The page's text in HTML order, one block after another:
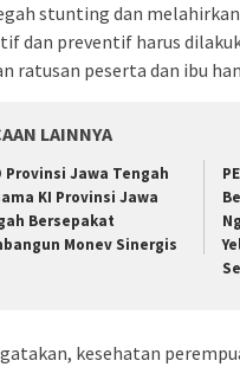
stunting dan
dan preventif harus
ratusan peserta dan ibu
LAINNYA
Provinsi Jawa Tengah
KI Provinsi Jawa
Bersepakat
Monev Sinergis
kesehatan